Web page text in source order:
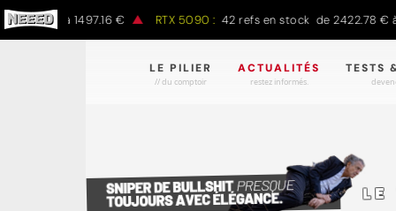
€ à 1497.16 € RTX 5090 : 42 refs en stock de 2422.78 € à
LE PILIER
// du comptoir
ACTUALITÉS
restez informés.
TESTS